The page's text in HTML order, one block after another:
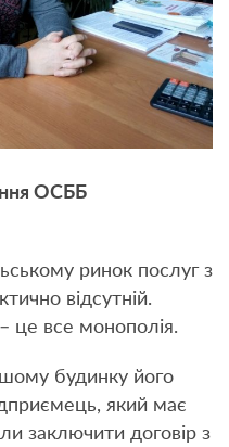
ОСББ
ринок послуг з
відсутній.
це все монополія.
будинку його
який має
заключити договір з